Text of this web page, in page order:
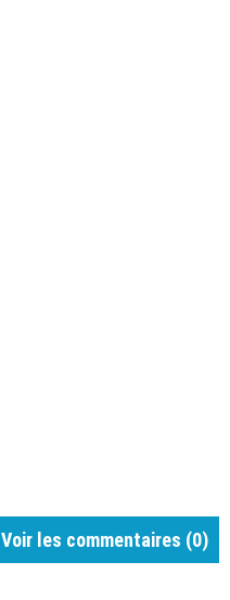
Voir les commentaires (0)